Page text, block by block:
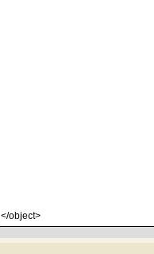
</object>